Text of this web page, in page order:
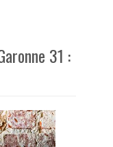
31 :